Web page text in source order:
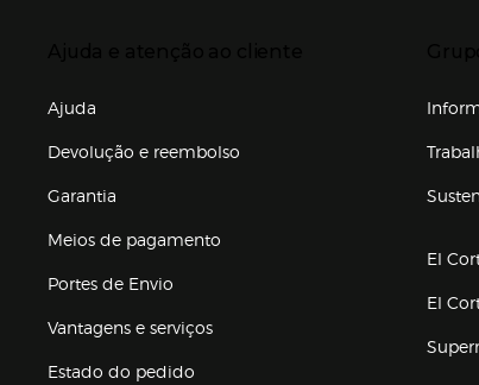
Ajuda
Devolução e reembolso
Garantia
Meios de pagamento
Portes de Envio
Vantagens e serviços
Estado do pedido
El
El